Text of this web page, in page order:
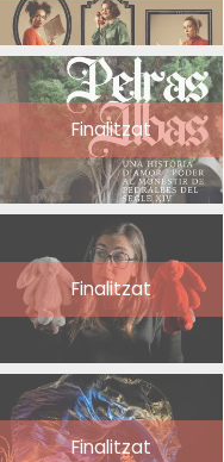
Finalitzat
Finalitzat
Finalitzat